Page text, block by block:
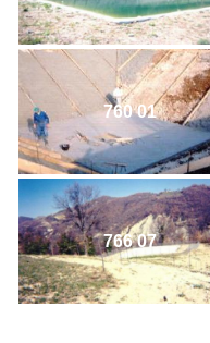
760 01
766 07